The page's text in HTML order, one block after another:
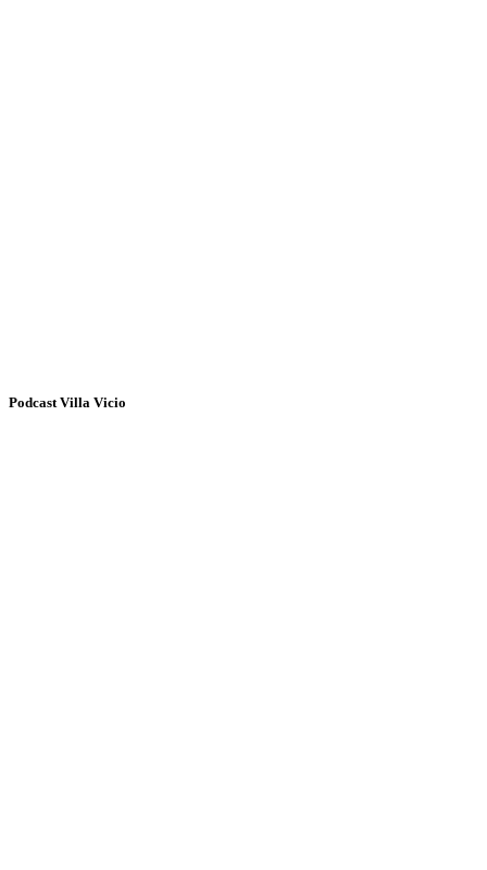
Podcast Villa Vicio